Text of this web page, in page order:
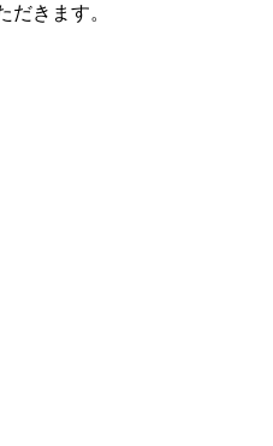
だきます。